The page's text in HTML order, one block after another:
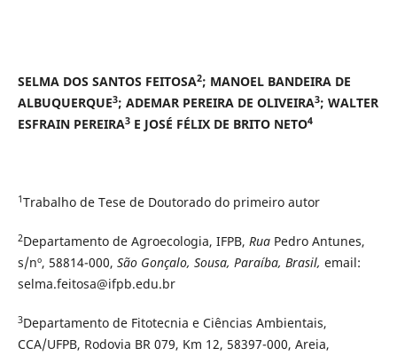
SELMA DOS SANTOS FEITOSA2; MANOEL BANDEIRA DE
ALBUQUERQUE3; ADEMAR PEREIRA DE OLIVEIRA3; WALTER
ESFRAIN PEREIRA3E JOSÉ FÉLIX DE BRITO NETO4
1Trabalho de Tese de Doutorado do primeiro autor
2Departamento de Agroecologia, IFPB, RuaPedro Antunes,
s/nº, 58814-000, São Gonçalo, Sousa, Paraíba, Brasil, email:
selma.feitosa@ifpb.edu.br
3Departamento de Fitotecnia e Ciências Ambientais,
CCA/UFPB, Rodovia BR 079, Km 12, 58397-000, Areia,